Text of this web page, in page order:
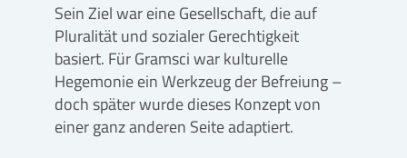
Sein Ziel war eine Gesellschaft, die auf
Pluralität und sozialer Gerechtigkeit
basiert. Für Gramsci war kulturelle
Hegemonie ein Werkzeug der Befreiung –
doch später wurde dieses Konzept von
einer ganz anderen Seite adaptiert.